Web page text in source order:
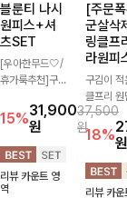
블룬티 나시
원피스+셔
츠SET
[우아한무드🤍/
휴가룩추천]구
소재의 나시원피
스+셔츠 조합으
로 코디 걱정없
이 여성스럽고
편안하게 즐길
수 있는 아이템
15%31,900
원
37,500
원
리뷰 카운트 영
역
[주문
군살삭
링클프
라원피
구김이 적
클프리 원
항상 깔끔
착용 가능
일자로 떨
넉넉한 핏
군살을 완
커버해주
18%원
리뷰 카운